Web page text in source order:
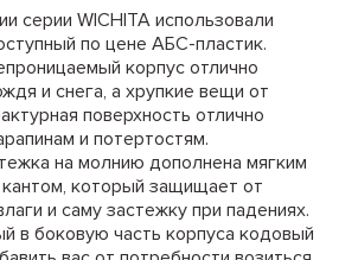
серии WICHITA использовали
по цене АБС-пластик.
корпус отлично
и снега, а хрупкие вещи от
поверхность отлично
и потертостям.
на молнию дополнена мягким
который защищает от
и саму застежку при падениях.
в боковую часть корпуса кодовый